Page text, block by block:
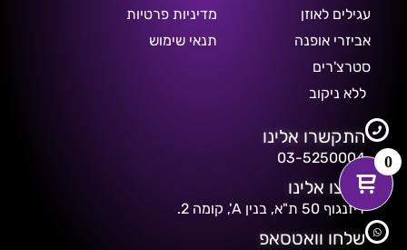
עגילים לאוזן
אביזרי אופנה
סטרצ'רים
ללא ניקוב
מדיניות פרטיות
תנאי שימוש
התקשרו אלינו
03-5250004
קפצו אלינו
דיזנגוף 50 ת"א, בנין A', קומה 2.
שלחו וואטסאפ
0